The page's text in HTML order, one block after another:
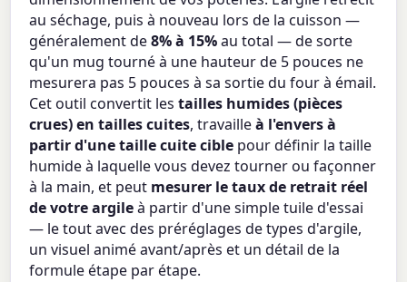
au séchage, puis à nouveau lors de la cuisson —
généralement de8% à 15%au total — de sorte
qu'un mug tourné à une hauteur de 5 pouces ne
mesurera pas 5 pouces à sa sortie du four à émail.
Cet outil convertit lestailles humides (pièces
crues) en tailles cuites, travailleà l'envers à
partir d'une taille cuite cible pour définir la taille
humide à laquelle vous devez tourner ou façonner
à la main, et peut mesurer le taux de retrait réel
de votre argileà partir d'une simple tuile d'essai
— le tout avec des préréglages de types d'argile,
un visuel animé avant/après et un détail de la
formule étape par étape.